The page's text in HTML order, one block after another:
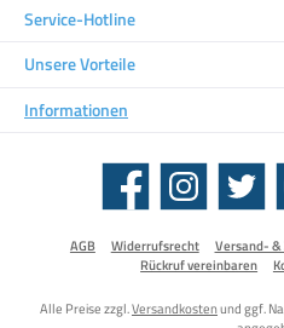
Service-Hotline
Unsere Vorteile
Informationen
Facebook Instagram Twitter
AGB Widerrufsrecht Versand-
Rückruf vereinbaren
Alle Preise zzgl.Versandkostenund ggf.